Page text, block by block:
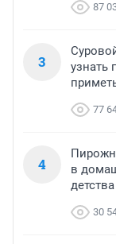
87
3
узнать
77
4
в
детства
30